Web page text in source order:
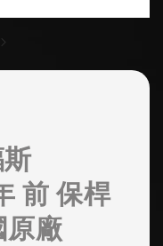
前 保桿
原廠